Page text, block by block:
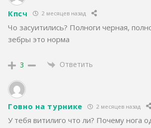
Кпсч 2 месяцев назад
Чо засуитились? Полноги черная,
зебры это норма
3 Ответить
Говно на турнике 2 месяцев назад
У тебя витилиго что ли? Почему нога